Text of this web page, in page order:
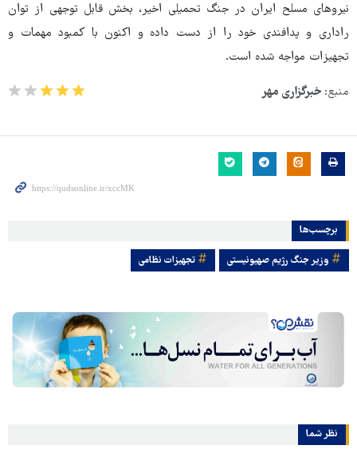
نیروهای مسلح ایران در جنگ تحمیلی اخیر، بخش قابل توجهی از توان
راداری و پدافندی خود را از دست داده و اکنون با کمبود مهمات و
تجهیزات مواجه شده است.
منبع: خبرگزاری مهر
برچسب‌ها
وزیر جنگ رژیم صهیونیستی تجهیزات نظامی
نظر شما